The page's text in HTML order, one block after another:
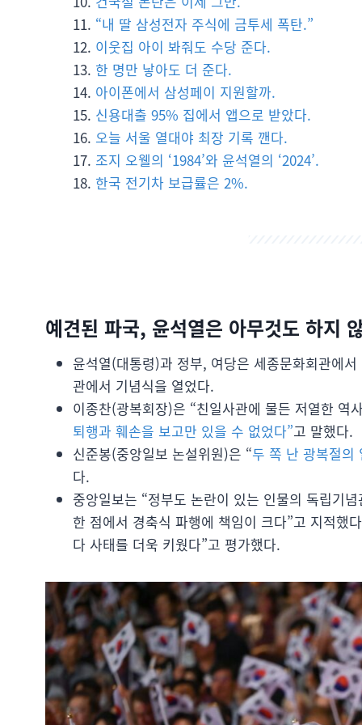
“내 딸 삼성전자 주식에 금투세 폭탄.”
이웃집 아이 봐줘도 수당 준다.
한 명만 낳아도 더 준다.
아이폰에서 삼성페이 지원할까.
신용대출 95% 집에서 앱으로 받았다.
오늘 서울 열대야 최장 기록 깬다.
조지 오웰의 ‘1984’와 윤석열의 ‘2024’.
한국 전기차 보급률은 2%.
예견된 파국, 윤석열은 아무것도 하지
윤석열(대통령)과 정부, 여당은 세종문화회관에
관에서 기념식을 열었다.
이종찬(광복회장)은 “친일사관에 물든 저열한 역
퇴행과 훼손을 보고만 있을 수 없었다”고 말했다.
신준봉(중앙일보 논설위원)은 “두 쪽 난 광복절의
다.
중앙일보는 “정부도 논란이 있는 인물의 독립기
한 점에서 경축식 파행에 책임이 크다”고 지적했
다 사태를 더욱 키웠다”고 평가했다.